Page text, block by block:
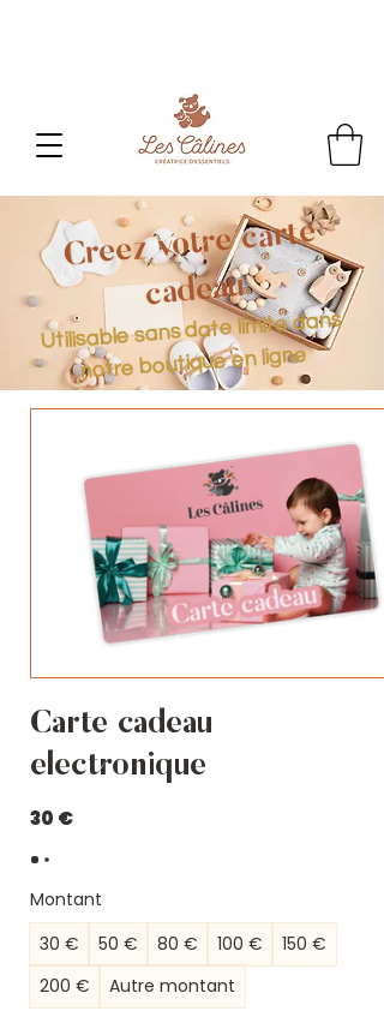
Créez votre carte
cadeau
Utilisable sans date limite dans
notre boutique en ligne
Carte cadeau
électronique
30 €
Montant
30 €
50 € 80 € 100 €
150 €
200 €
Autre montant